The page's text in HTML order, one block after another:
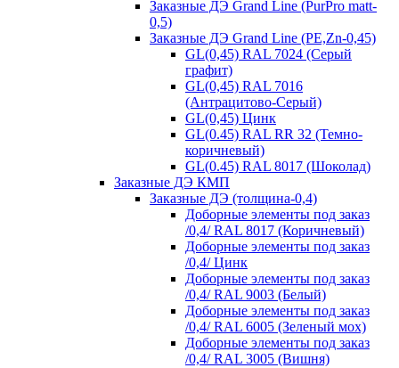
Заказные ДЭ Grand Line (PurPro matt-
0,5)
Заказные ДЭ Grand Line (PE,Zn-0,45)
GL(0,45) RAL 7024 (Серый
графит)
GL(0,45) RAL 7016
(Антрацитово-Серый)
GL(0,45) Цинк
GL(0.45) RAL RR 32 (Темно-
коричневый)
GL(0.45) RAL 8017 (Шоколад)
Заказные ДЭ КМП
Заказные ДЭ (толщина-0,4)
Доборные элементы под заказ
/0,4/ RAL 8017 (Коричневый)
Доборные элементы под заказ
/0,4/ Цинк
Доборные элементы под заказ
/0,4/ RAL 9003 (Белый)
Доборные элементы под заказ
/0,4/ RAL 6005 (Зеленый мох)
Доборные элементы под заказ
/0,4/ RAL 3005 (Вишня)